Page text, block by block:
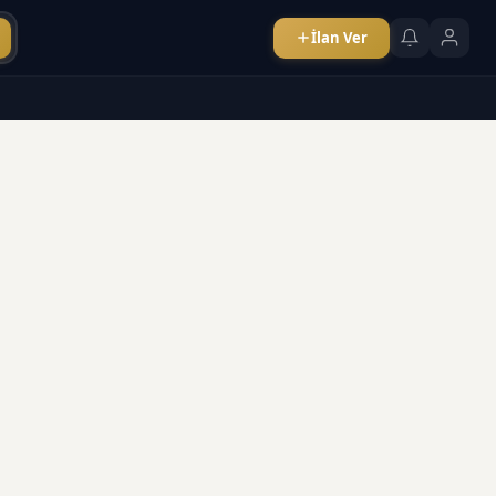
İlan Ver